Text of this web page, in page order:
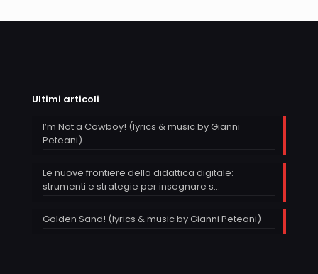
Ultimi articoli
I’m Not a Cowboy! (lyrics & music by Gianni
Peteani)
Le nuove frontiere della didattica digitale:
strumenti e strategie per insegnare s…
Golden Sand! (lyrics & music by Gianni Peteani)